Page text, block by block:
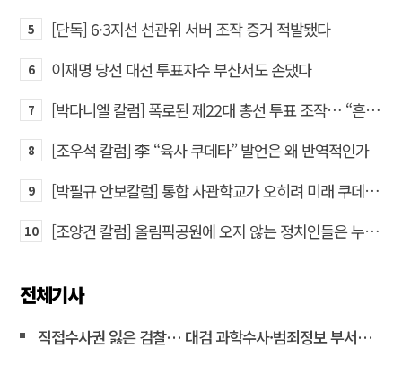
5 [단독] 6·3지선 선관위 서버 조작 증거 적발됐다
6 이재명 당선 대선 투표자수 부산서도 손댔다
7 [박다니엘 칼럼] 폭로된 제22대 총선 투표 조작… “흔들리는 가짜 국회의원들”
8 [조우석 칼럼] 李 “육사 쿠데타” 발언은 왜 반역적인가
9 [박필규 안보칼럼] 통합 사관학교가 오히려 미래 쿠데타의 통로가 되는 이유
10 [조양건 칼럼] 올림픽공원에 오지 않는 정치인들은 누구인가
전체기사
직접수사권 잃은 검찰… 대검 과학수사·범죄정보 부서도 수술대에 <연합뉴스>